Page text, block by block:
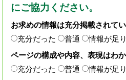
にご協力ください。
お求めの情報は充分掲載されて
充分だった
普通
情報が足
ページの構成や内容、表現はわ
充分だった
普通
情報が足